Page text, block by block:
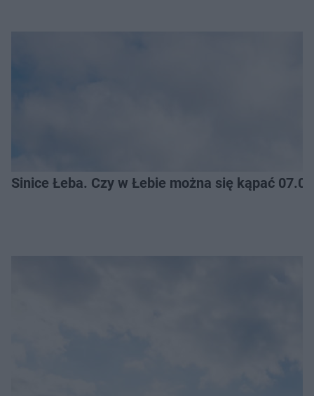
Sinice Łeba. Czy w Łebie można się kąpać